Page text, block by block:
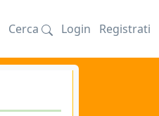
Cerca Login Registrati